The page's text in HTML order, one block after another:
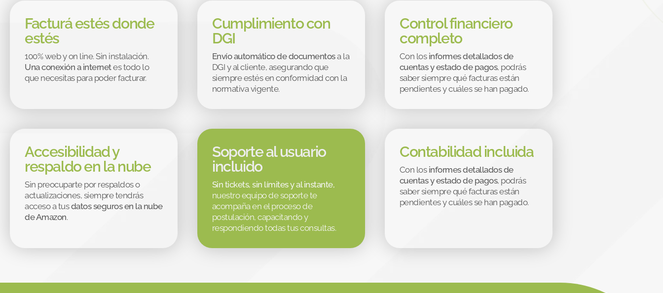
Facturá estés donde
estés
100% web y on line. Sin instalación.
Una conexión a internetes todo lo
que necesitas para poder facturar.
Cumplimiento con
DGI
Envío automático de documentosa la
DGI y al cliente, asegurando que
siempre estés en conformidad con la
normativa vigente.
Control financiero
completo
Con los informes detallados de
cuentas y estado de pagos, podrás
saber siempre qué facturas están
pendientes y cuáles se han pagado.
Accesibilidad y
respaldo en la nube
Sin preocuparte por respaldos o
actualizaciones, siempre tendrás
acceso a tusdatos seguros en la nube
de Amazon.
Soporte al usuario
incluido
Sin tickets, sin límites y al instante,
nuestro equipo de soporte te
acompaña en el proceso de
postulación, capacitando y
respondiendo todas tus consultas.
Contabilidad incluida
Con los informes detallados de
cuentas y estado de pagos, podrás
saber siempre qué facturas están
pendientes y cuáles se han pagado.